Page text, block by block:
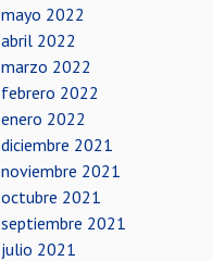
mayo 2022
abril 2022
marzo 2022
febrero 2022
enero 2022
diciembre 2021
noviembre 2021
octubre 2021
septiembre 2021
julio 2021